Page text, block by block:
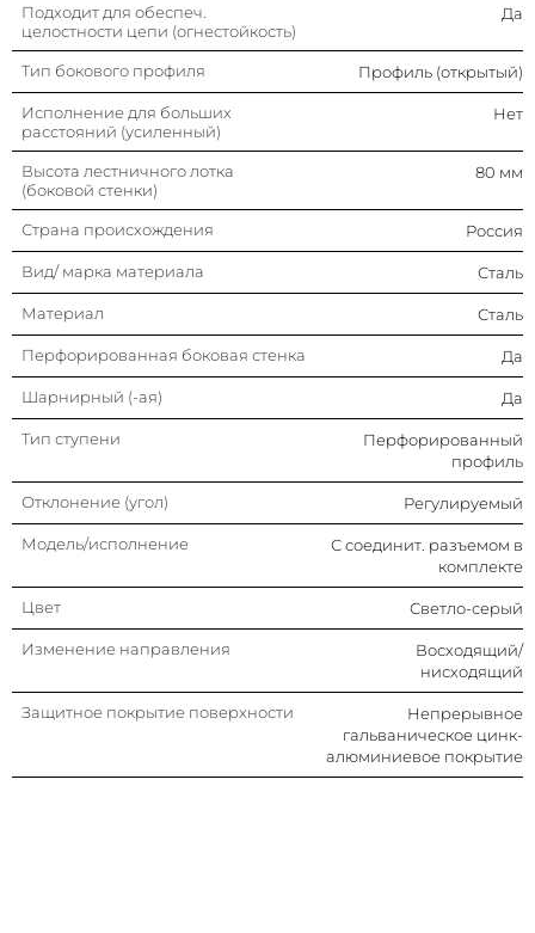
Тип ступени
Перфорированный
Отклонение (угол) Регулируемый
Модель/исполнение
комплекте
Цвет Светло-серый
Изменение направления
Восходящий/
нисходящий
Защитное покрытие поверхности
Непрерывное
гальваническое цинк-
алюминиевое
покрытие
Подходит для обеспеч.
целостности цепи (огнестойкость)
Да
Тип бокового профиля Профиль (открытый)
Исполнение для больших
расстояний (усиленный)
Нет
Высота лестничного лотка
(боковой стенки)
80 мм
Страна происхождения Россия
Вид/ марка материала Сталь
Материал Сталь
Перфорированная боковая стенка Да
Шарнирный (-ая) Да
Тип ступени
Перфорированный
профиль
Отклонение (угол) Регулируемый
Модель/исполнение
С соединит. разъемом в
комплекте
Цвет Светло-серый
Изменение направления
Восходящий/
нисходящий
Защитное покрытие поверхности
Непрерывное
гальваническое цинк-
алюминиевое покрытие